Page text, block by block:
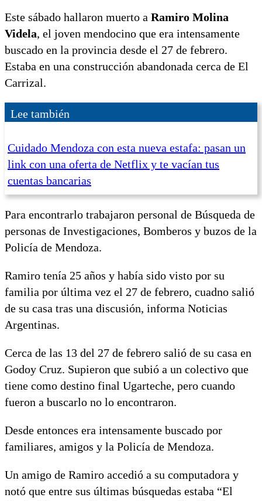
Este sábado hallaron muerto a Ramiro Molina
Videla, el joven mendocino que era intensamente
buscado en la provincia desde el 27 de febrero.
Estaba en una construcción abandonada cerca de El
Carrizal.
Lee también
Cuidado Mendoza con esta nueva estafa: pasan un
link con una oferta de Netflix y te vacían tus
cuentas bancarias
Para encontrarlo trabajaron personal de Búsqueda de
personas de Investigaciones, Bomberos y buzos de la
Policía de Mendoza.
Ramiro tenía 25 años y había sido visto por su
familia por última vez el 27 de febrero, cuadno salió
de su casa tras una discusión, informa Noticias
Argentinas.
Cerca de las 13 del 27 de febrero salió de su casa en
Godoy Cruz. Supieron que subió a un colectivo que
tiene como destino final Ugarteche, pero cuando
fueron a buscarlo no lo encontraron.
Desde entonces era intensamente buscado por
familiares, amigos y la Policía de Mendoza.
Un amigo de Ramiro accedió a su computadora y
notó que entre sus últimas búsquedas estaba “El